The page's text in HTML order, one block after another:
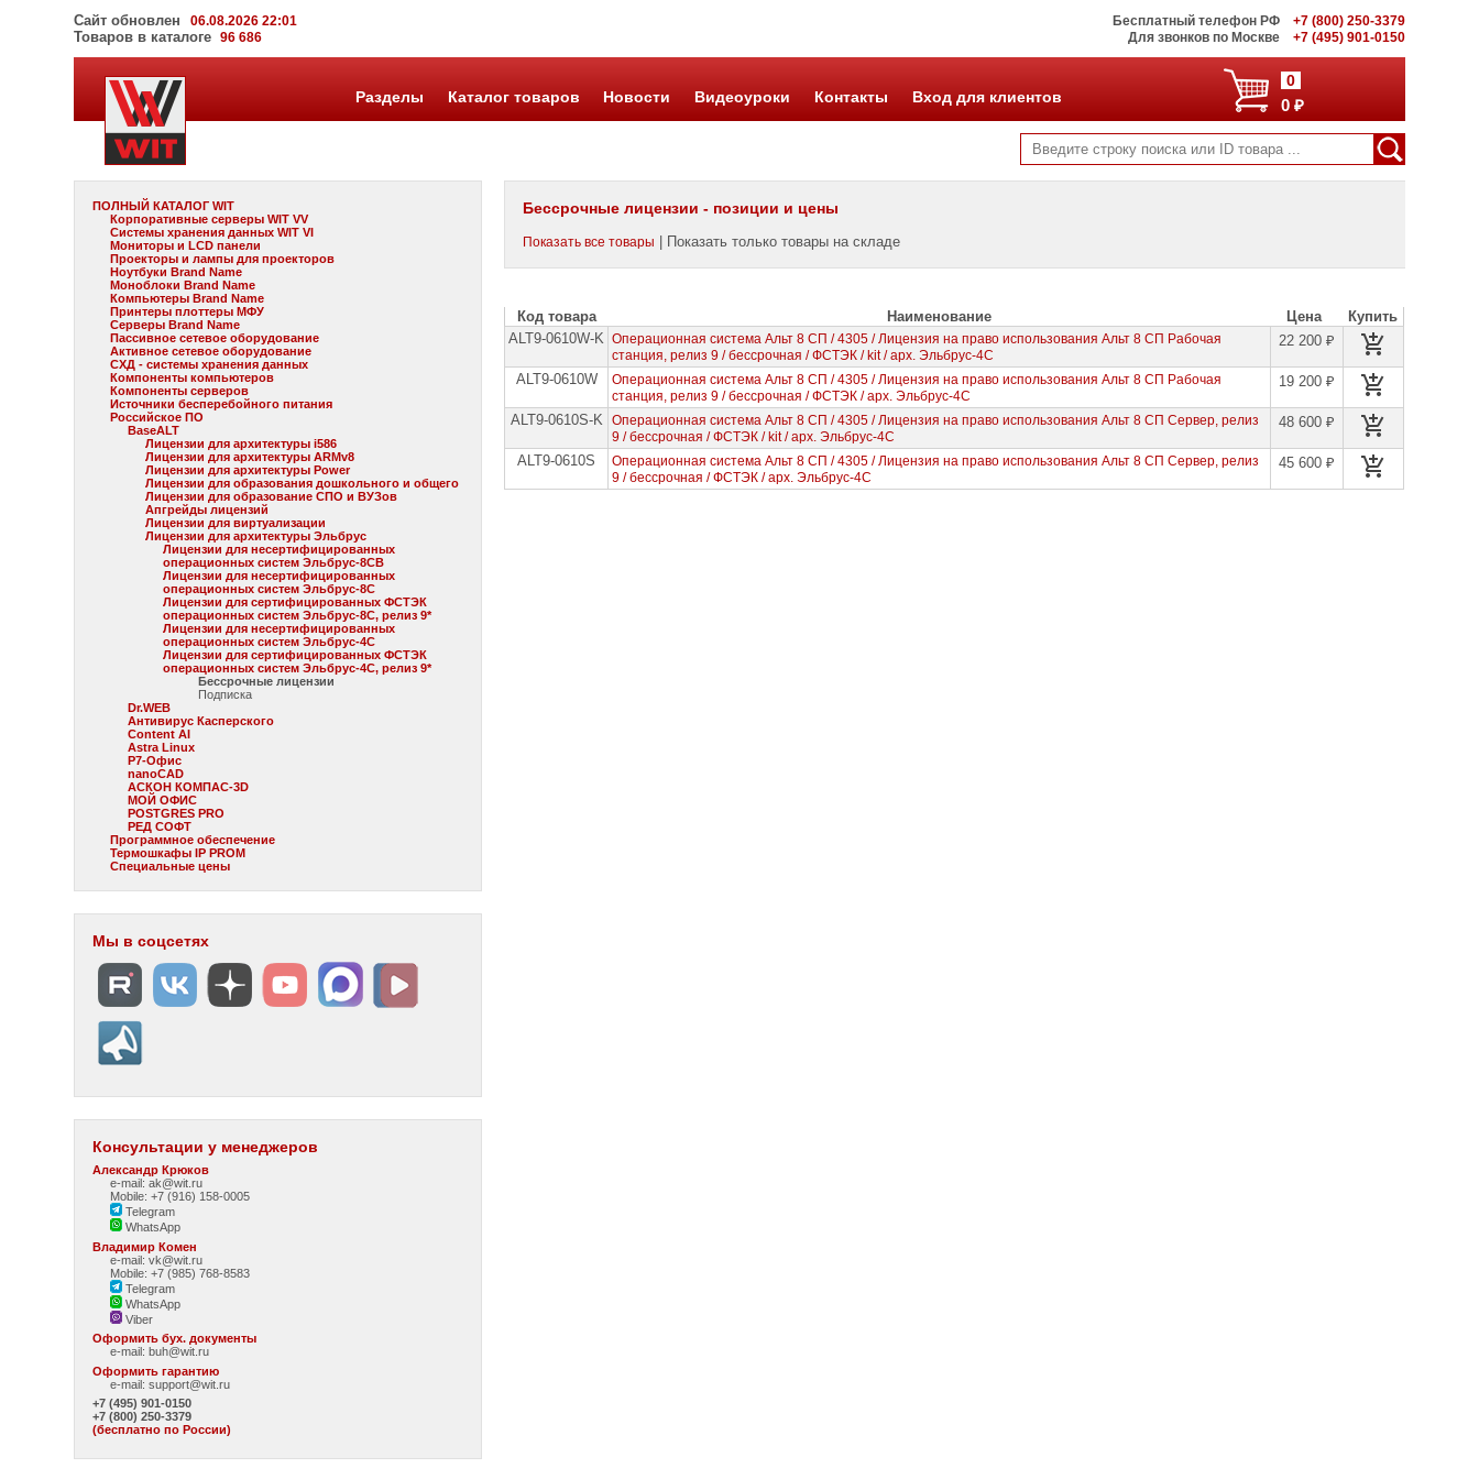
Сайт обновлен 06.08.2026 22:01
Товаров в каталоге96 686
Бесплатный телефон РФ
+7 (800) 250-3379
Для звонков по Москве
+7 (495) 901-0150
0
0 ₽
Разделы Каталог товаров Новости Видеоуроки Контакты Вход для клиентов
ПОЛНЫЙ КАТАЛОГ WIT
Корпоративные серверы WIT VV
Системы хранения данных WIT VI
Мониторы и LCD панели
Проекторы и лампы для проекторов
Ноутбуки Brand Name
Моноблоки Brand Name
Компьютеры Brand Name
Принтеры плоттеры МФУ
Серверы Brand Name
Пассивное сетевое оборудование
Активное сетевое оборудование
СХД - системы хранения данных
Компоненты компьютеров
Компоненты серверов
Источники бесперебойного питания
Российское ПО
BaseALT
Лицензии для архитектуры i586
Лицензии для архитектуры ARMv8
Лицензии для архитектуры Power
Лицензии для образования дошкольного и общего
Лицензии для образование СПО и ВУЗов
Апгрейды лицензий
Лицензии для виртуализации
Лицензии для архитектуры Эльбрус
Лицензии для несертифицированных
операционных систем Эльбрус-8СВ
Лицензии для несертифицированных
операционных систем Эльбрус-8С
Лицензии для сертифицированных ФСТЭК
операционных систем Эльбрус-8С, релиз 9*
Лицензии для несертифицированных
операционных систем Эльбрус-4С
Лицензии для сертифицированных ФСТЭК
операционных систем Эльбрус-4С, релиз 9*
Бессрочные лицензии
Подписка
Dr.WEB
Антивирус Касперского
Content AI
Astra Linux
Р7-Офис
nanoCAD
АСКОН КОМПАС-3D
МОЙ ОФИС
POSTGRES PRO
РЕД СОФТ
Программное обеспечение
Термошкафы IP PROM
Специальные цены
Мы в соцсетях
Консультации у менеджеров
Александр Крюков
e-mail: ak@wit.ru
Mobile: +7 (916) 158-0005
Telegram
WhatsApp
Владимир Комен
e-mail: vk@wit.ru
Mobile: +7 (985) 768-8583
Telegram
WhatsApp
Viber
Оформить бух. документы
e-mail:buh@wit.ru
Оформить гарантию
e-mail:support@wit.ru
+7 (495) 901-0150
+7 (800) 250-3379
(бесплатно по России)
Бессрочные лицензии - позиции и цены
Показать все товары | Показать только товары на складе
Код товара Наименование Цена
Купить
ALT9-0610W-K Операционная система Альт 8 СП / 4305 / Лицензия на право использования Альт 8 СП Рабочая
станция, релиз 9 / бессрочная / ФСТЭК / kit / арх. Эльбрус-4С
22 200 ₽
ALT9-0610W
Операционная система Альт 8 СП / 4305 / Лицензия на право использования Альт 8 СП Рабочая
станция, релиз 9 / бессрочная / ФСТЭК / арх. Эльбрус-4С
19 200 ₽
ALT9-0610S-K
Операционная система Альт 8 СП / 4305 / Лицензия на право использования Альт 8 СП Сервер, релиз
9 / бессрочная / ФСТЭК / kit / арх. Эльбрус-4С
48 600 ₽
ALT9-0610S
Операционная система Альт 8 СП / 4305 / Лицензия на право использования Альт 8 СП Сервер, релиз
9 / бессрочная / ФСТЭК / арх. Эльбрус-4С
45 600 ₽